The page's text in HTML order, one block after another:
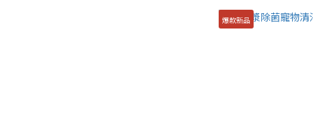
爆款新品